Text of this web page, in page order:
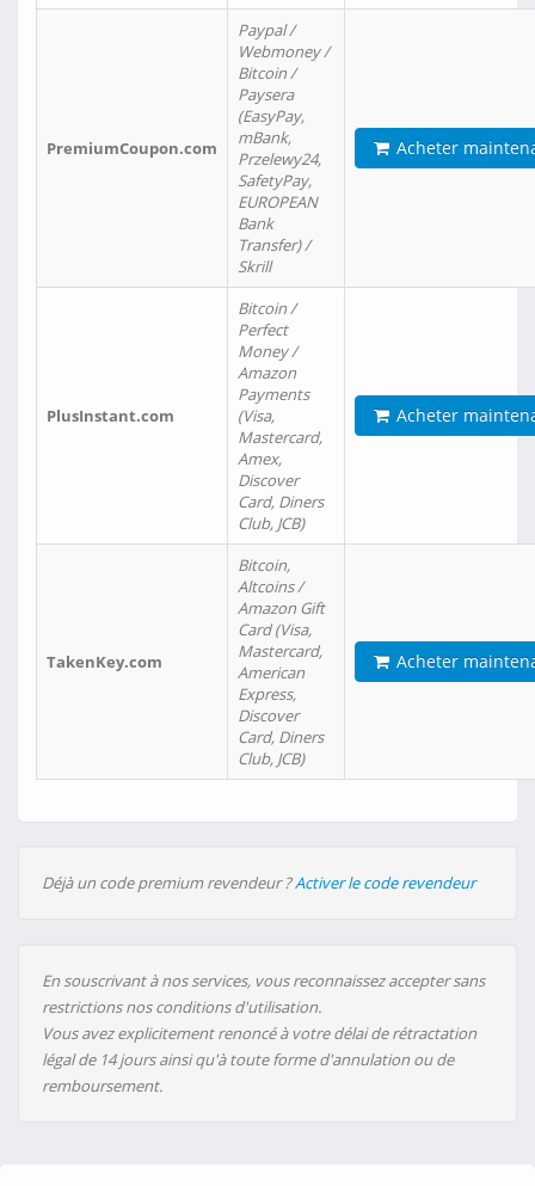
PremiumCoupon.com
Paypal /
Webmoney /
Bitcoin /
Paysera
(EasyPay,
mBank,
Przelewy24,
SafetyPay,
EUROPEAN
Bank
Transfer) /
Skrill
Acheter
PlusInstant.com
Bitcoin /
Perfect
Money /
Amazon
Payments
(Visa,
Mastercard,
Amex,
Discover
Card, Diners
Club, JCB)
Acheter
TakenKey.com
Bitcoin,
Altcoins /
Amazon Gift
Card (Visa,
Mastercard,
American
Express,
Discover
Card, Diners
Club, JCB)
Acheter
Déjà un code premium revendeur ?Activer le code revendeur
En souscrivant à nos services, vous reconnaissez accepter sans
restrictions nos conditions d'utilisation.
Vous avez explicitement renoncé à votre délai de rétractation
légal de 14 jours ainsi qu'à toute forme d'annulation ou de
remboursement.